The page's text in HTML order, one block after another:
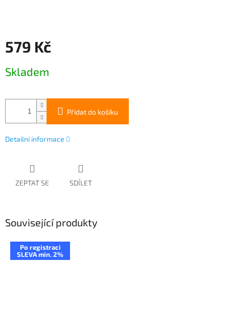
579 Kč
cena:
Skladem
Přidat do košíku
Detailní informace
ZEPTAT SE SDÍLET
Související produkty
Po registraci
SLEVA min. 2%